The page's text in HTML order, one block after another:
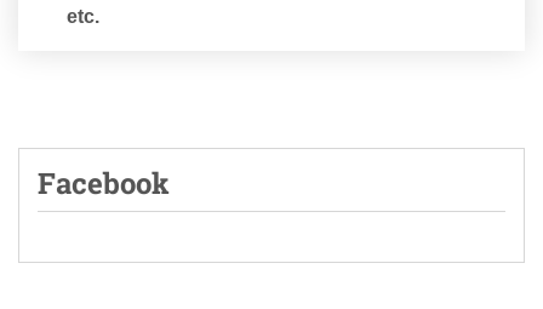
etc.
Facebook